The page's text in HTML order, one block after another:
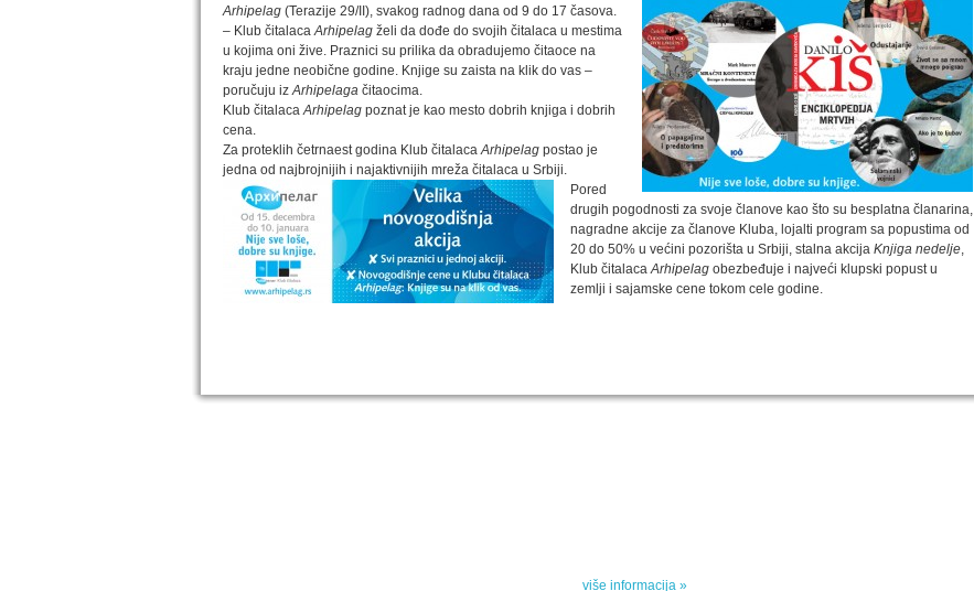
Arhipelag (Terazije 29/II), svakog radnog dana od 9 do 17 časova.
– Klub čitalacaArhipelag želi da dođe do svojih čitalaca u mestima
u kojima oni žive. Praznici su prilika da obradujemo čitaoce na
kraju jedne neobične godine. Knjige su zaista na klik do vas –
poručuju izArhipelaga čitaocima.
Klub čitalacaArhipelag poznat je kao mesto dobrih knjiga i dobrih
cena.
Za proteklih četrnaest godina Klub čitalacaArhipelag postao je
jedna od najbrojnijih i najaktivnijih mreža čitalaca u Srbiji.
Pored
drugih pogodnosti za svoje članove kao što su besplatna članarina,
nagradne akcije za članove Kluba, lojalti program sa popustima od
20 do 50% u većini pozorišta u Srbiji, stalna akcija Knjiga nedelje,
Klub čitalacaArhipelag obezbeđuje i najveći klupski popust u
zemlji i sajamske cene tokom cele godine.
više informacija »